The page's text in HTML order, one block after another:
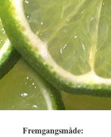
Fremgangsmåde: